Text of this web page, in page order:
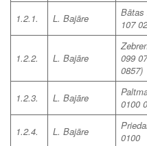
1.2.1. L. Bajāre Bātas
107
1.2.2. L. Bajāre
099
0857)
1.2.3. L. Bajāre
0100
1.2.4. L. Bajāre
0100